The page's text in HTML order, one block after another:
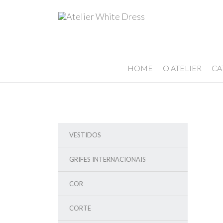
HOME O ATELIER
VESTIDOS
GRIFES INTERNACIONAIS
COR
CORTE